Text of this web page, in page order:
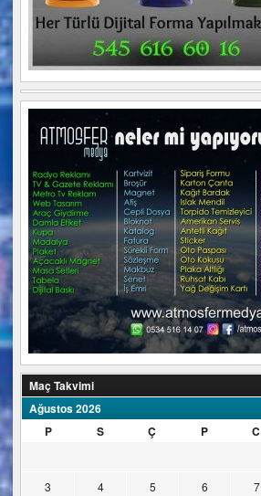
Maç Takvimi
Ağustos 2026
P
S Ç P C
3
4 5 6 7